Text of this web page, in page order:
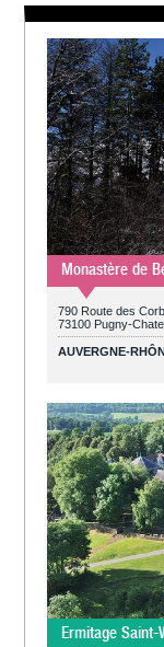
Monastère de
790 Route des
73100 Pugny-
AUVERGNE-
Ermitage Saint-